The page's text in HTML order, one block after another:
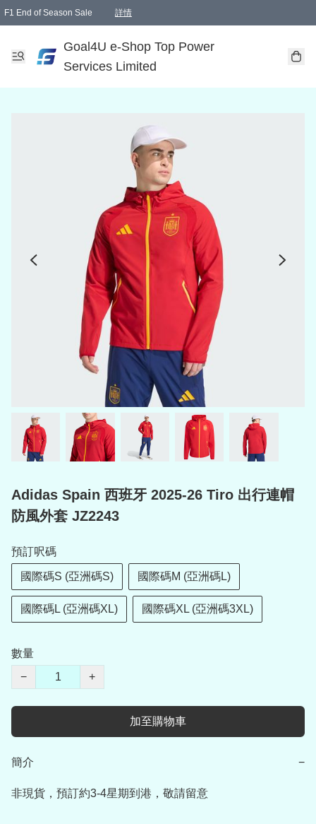
F1 End of Season Sale 詳情
Goal4U e-Shop Top Power
Services Limited
Adidas Spain 西班牙 2025-26 Tiro 出行連帽
防風外套 JZ2243
預訂呎碼
國際碼S (亞洲碼S) 國際碼M (亞洲碼L)
國際碼L (亞洲碼XL) 國際碼XL (亞洲碼3XL)
數量
−
+
加至購物車
簡介 −
非現貨，預訂約3-4星期到港，敬請留意